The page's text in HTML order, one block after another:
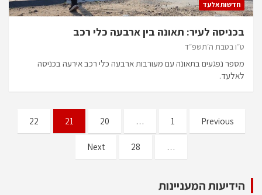
חדשות אלעד
בכניסה לעיר: תאונה בין ארבעה כלי רכב
ט״ו בטבת ה׳תשפ״ד
מספר נפגעים בתאונה עם מעורבות ארבעה כלי רכב אירעה בכניסה
לאלעד.
Posts
pagination
Previous
1
…
20
21
22
…
28
Next
הידיעות המעניינות